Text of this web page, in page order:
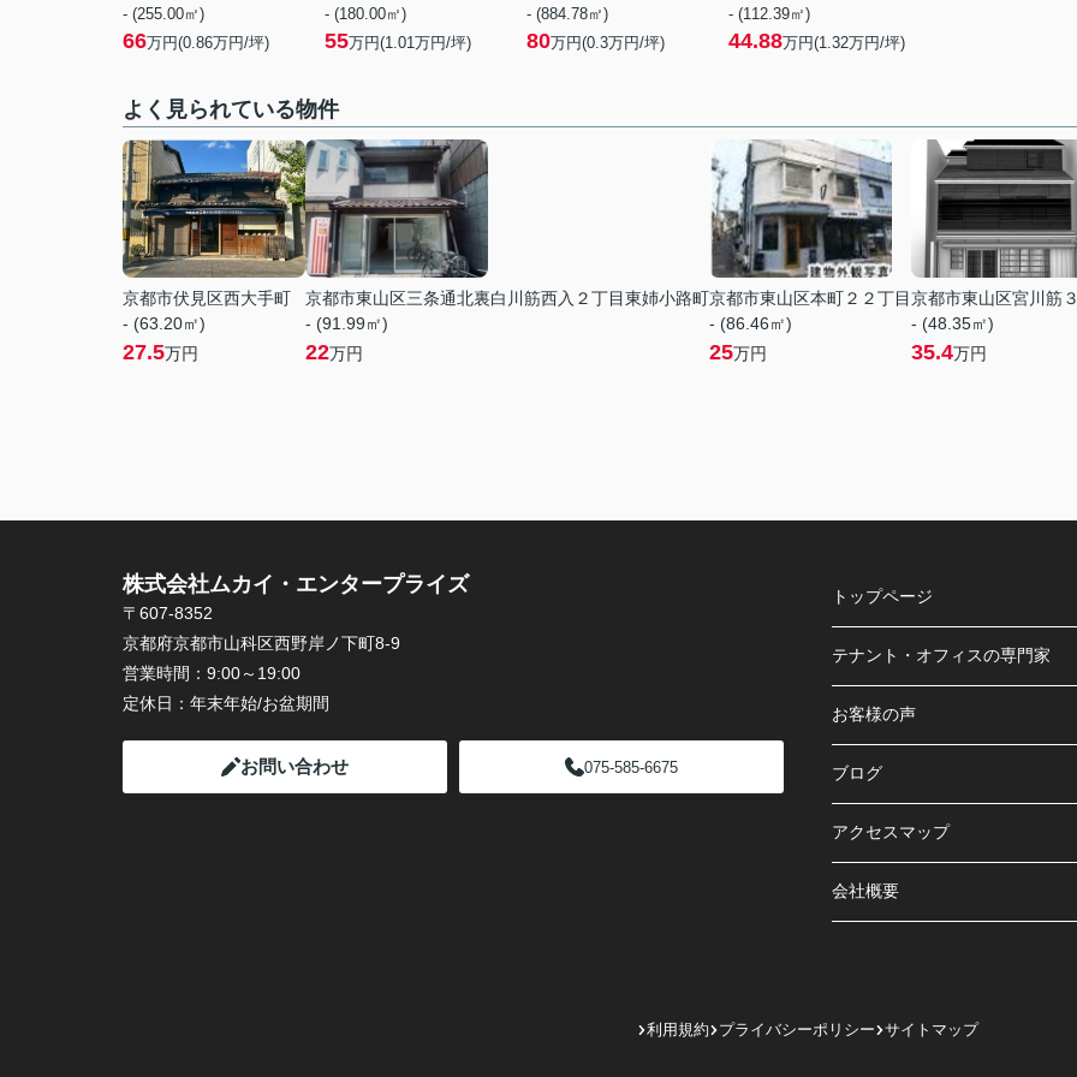
- (255.00㎡)
66万円(0.86万円/坪)
- (180.00㎡)
55万円(1.01万円/坪)
- (884.78㎡)
80万円(0.3万円/坪)
- (112.39㎡)
44.88万円(1.32万円/坪)
よく見られている物件
京都市伏見区西大手町
- (63.20㎡)
27.5万円
京都市東山区三条通北裏白川筋西入２丁目東姉小路町
- (91.99㎡)
22万円
京都市東山区本町２２丁目
- (86.46㎡)
25万円
京都市東山区宮川筋
- (48.35㎡)
35.4万円
株式会社ムカイ・エンタープライズ
〒607-8352
京都府京都市山科区西野岸ノ下町8-9
営業時間： 9:00～19:00
定休日： 年末年始/お盆期間
お問い合わせ 075-585-6675
トップページ
テナント・オフィスの専門家
お客様の声
ブログ
アクセスマップ
会社概要
利用規約 プライバシーポリシー サイトマップ